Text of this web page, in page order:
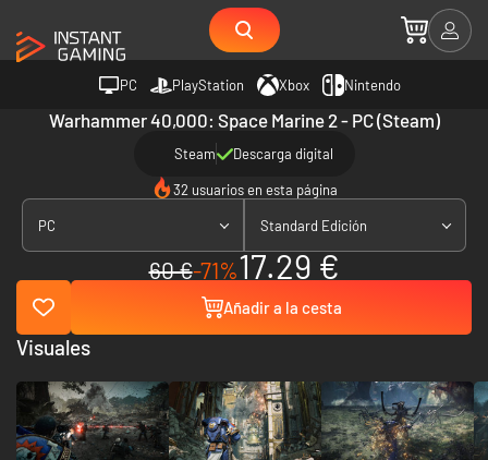
PC PlayStation Xbox Nintendo
Warhammer 40,000: Space Marine 2 - PC (Steam)
Steam Descarga digital
32 usuarios en esta página
PC Standard Edición
60 €-71%17.29 €
Añadir a la cesta
Visuales